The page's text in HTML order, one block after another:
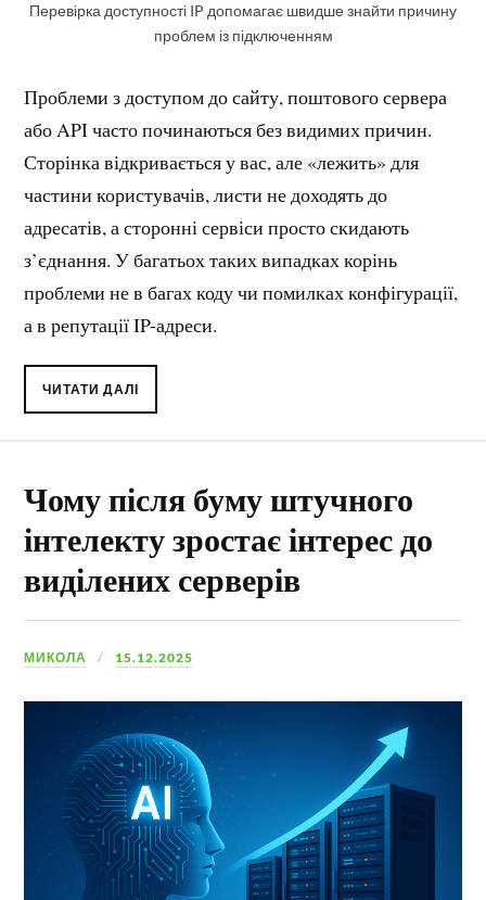
Перевірка доступності IP допомагає швидше знайти причину
проблем із підключенням
Проблеми з доступом до сайту, поштового сервера
або API часто починаються без видимих причин.
Сторінка відкривається у вас, але «лежить» для
частини користувачів, листи не доходять до
адресатів, а сторонні сервіси просто скидають
з’єднання. У багатьох таких випадках корінь
проблеми не в багах коду чи помилках конфігурації,
а в репутації IP-адреси.
ЧИТАТИ ДАЛІ
Чому після буму штучного
інтелекту зростає інтерес до
виділених серверів
МИКОЛА 15.12.2025